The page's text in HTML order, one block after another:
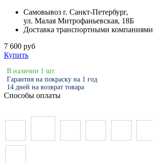
Самовывоз г. Санкт-Петербург,
ул. Малая Митрофаньевская, 18Б
Доставка транспортными компаниями
7 600 руб
Купить
В наличии 1 шт.
Гарантия на покраску на 1 год
14 дней на возврат товара
Способы оплаты